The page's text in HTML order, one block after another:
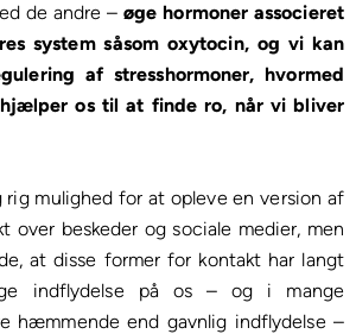
de andre –øge hormoner associeret
system såsom oxytocin, og vi kan
af stresshormoner, hvormed
hjælper os til at finde ro, når vi bliver
rig mulighed for at opleve en version af
over beskeder og sociale medier, men
at disse former for kontakt har langt
indflydelse på os – og i mange
hæmmende end gavnlig indflydelse –